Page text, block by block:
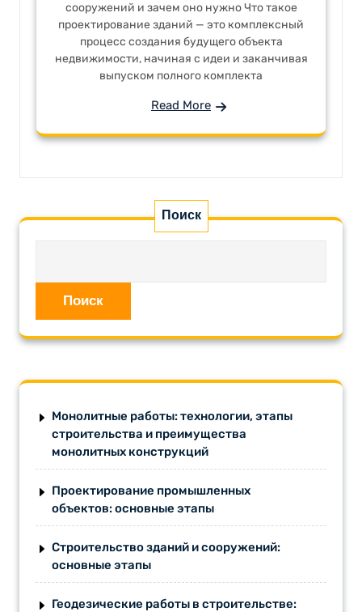
сооружений и зачем оно нужно Что такое
проектирование зданий — это комплексный
процесс создания будущего объекта
недвижимости, начиная с идеи и заканчивая
выпуском полного комплекта
Read More
Поиск
Поиск
Монолитные работы: технологии, этапы
строительства и преимущества
монолитных конструкций
Проектирование промышленных
объектов: основные этапы
Строительство зданий и сооружений:
основные этапы
Геодезические работы в строительстве: